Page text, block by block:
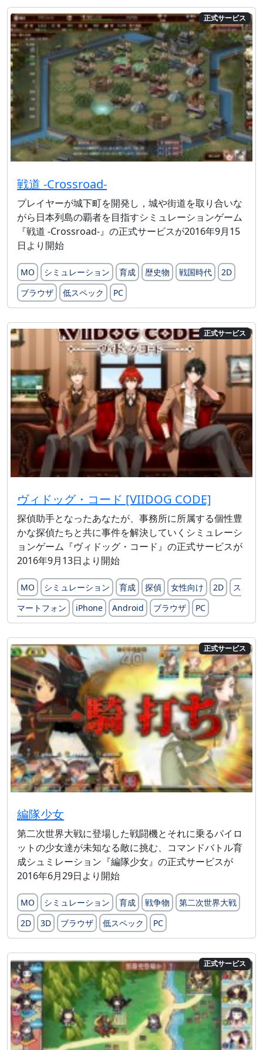
正式サービス
戦道 -Crossroad-
プレイヤーが城下町を開発し，城や街道を取り合いな
がら日本列島の覇者を目指すシミュレーションゲーム
『戦道 -Crossroad-』の正式サービスが2016年9月15
日より開始
MO シミュレーション 育成 歴史物 戦国時代
2D
ブラウザ
低スペック PC
正式サービス
ヴィドッグ・コード [VIIDOG CODE]
探偵助手となったあなたが、事務所に所属する個性豊
かな探偵たちと共に事件を解決していくシミュレーシ
ョンゲーム『ヴィドッグ・コード』の正式サービスが
2016年9月13日より開始
MO シミュレーション 育成 探偵 女性向け 2D
ス
マートフォン
iPhone Android ブラウザ PC
正式サービス
編隊少女
第二次世界大戦に登場した戦闘機とそれに乗るパイロ
ットの少女達が未知なる敵に挑む、コマンドバトル育
成シュミレーション『編隊少女』の正式サービスが
2016年6月29日より開始
MO シミュレーション 育成 戦争物
第二次世界大戦
2D
3D ブラウザ 低スペック PC
正式サービス